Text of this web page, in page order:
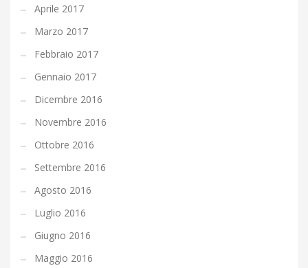
Aprile 2017
Marzo 2017
Febbraio 2017
Gennaio 2017
Dicembre 2016
Novembre 2016
Ottobre 2016
Settembre 2016
Agosto 2016
Luglio 2016
Giugno 2016
Maggio 2016